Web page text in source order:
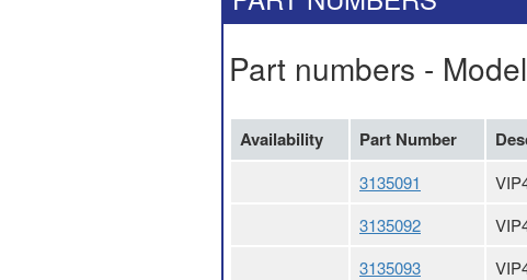
Part numbers -
Availability Part Number
3135091
3135092
3135093